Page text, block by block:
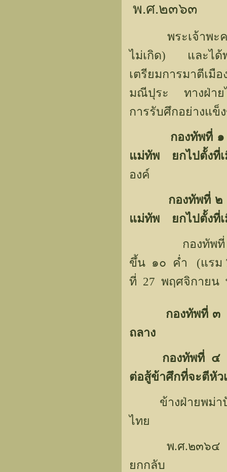
พ.ศ.๒๓๖๓
พระเจ้าพะคยีด
ไม่เกิด) และได้พ
เตรียมการมาตีเ
มณีปุระ ทางฝ่ายไ
การรับศึกอย่าง
กองทัพที่
แม่ทัพ ยกไปตั้งที่
องค์
กองทัพที่
แม่ทัพ ยกไปตั้งที่เ
กองทัพที่ ๑ แ
ขึ้น ๑๐ ค่ำ (แรม 7
ที่ 27 พฤศจิกายน
กองทัพที่ ๓
ถลาง
กองทัพที่
ต่อสู้ข้าศึกที่จะตีหัว
ข้างฝ่ายพม่าปัญ
ไทย
พ.ศ.๒๓๖๔ เข้
ยกกลับ